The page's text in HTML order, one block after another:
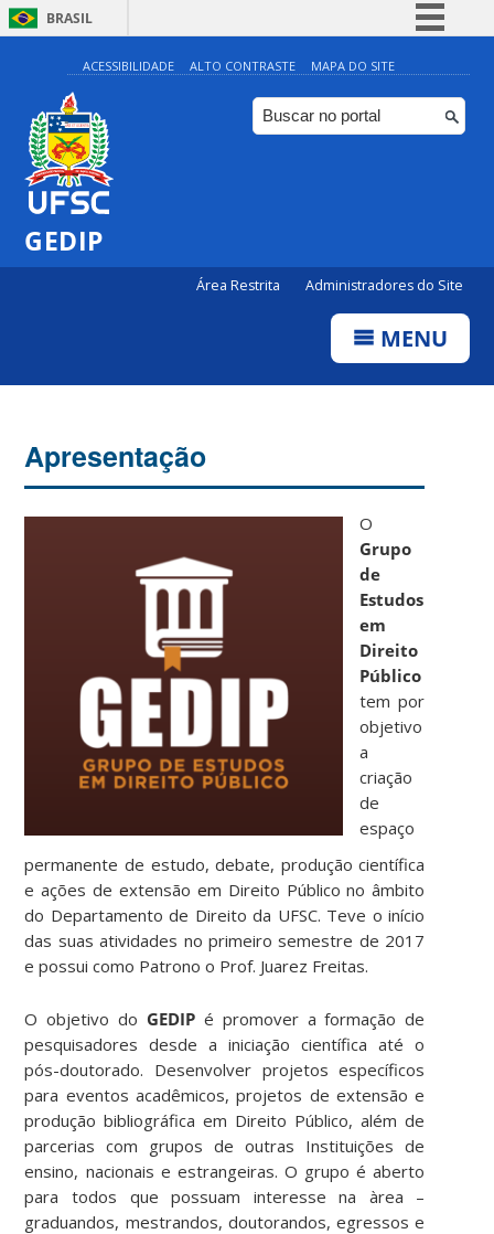
BRASIL
Simplifique!
Comunica BR
Participe
ACESSIBILIDADE ALTO CONTRASTE MAPA DO SITE
GEDIP
Área Restrita Administradores do Site
MENU
Apresentação
O
Grupo
de
Estudos
em
Direito
Público
tem por
objetivo
a
criação
de
espaço
permanente de estudo, debate, produção científica
e ações de extensão em Direito Público no âmbito
do Departamento de Direito da UFSC. Teve o início
das suas atividades no primeiro semestre de 2017
e possui como Patrono o Prof. Juarez Freitas.
O objetivo do GEDIPé promover a formação de
pesquisadores desde a iniciação científica até o
pós-doutorado. Desenvolver projetos específicos
para eventos acadêmicos, projetos de extensão e
produção bibliográfica em Direito Público, além de
parcerias com grupos de outras Instituições de
ensino, nacionais e estrangeiras. O grupo é aberto
para todos que possuam interesse na àrea –
graduandos, mestrandos, doutorandos, egressos e